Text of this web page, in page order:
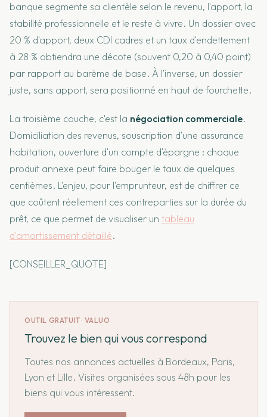
banque segmente sa clientèle selon le revenu, l'apport, la
stabilité professionnelle et le reste à vivre. Un dossier avec
20 % d'apport, deux CDI cadres et un taux d'endettement
à 28 % obtiendra une décote (souvent 0,20 à 0,40 point)
par rapport au barème de base. À l'inverse, un dossier
juste, sans apport, sera positionné en haut de fourchette.
La troisième couche, c'est la négociation commerciale.
Domiciliation des revenus, souscription d'une assurance
habitation, ouverture d'un compte d'épargne : chaque
produit annexe peut faire bouger le taux de quelques
centièmes. L'enjeu, pour l'emprunteur, est de chiffrer ce
que coûtent réellement ces contreparties sur la durée du
prêt, ce que permet de visualiser un tableau
d'amortissement détaillé.
[CONSEILLER_QUOTE]
OUTIL GRATUIT · VALUO
Trouvez le bien qui vous correspond
Toutes nos annonces actuelles à Bordeaux, Paris,
Lyon et Lille. Visites organisées sous 48h pour les
biens qui vous intéressent.